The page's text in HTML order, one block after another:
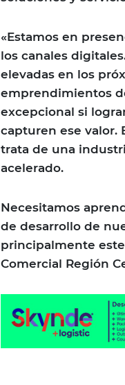
«Estamos en
los canales
elevadas en los
emprendimientos
excepcional si
capturen ese valor.
trata de una
acelerado.
Necesitamos
de desarrollo de
principalmente este
Comercial Región